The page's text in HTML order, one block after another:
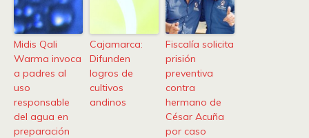
Midis Qali
Warma invoca
a padres al
uso
responsable
del agua en
preparación
Cajamarca:
Difunden
logros de
cultivos
andinos
Fiscalía solicita
prisión
preventiva
contra
hermano de
César Acuña
por caso